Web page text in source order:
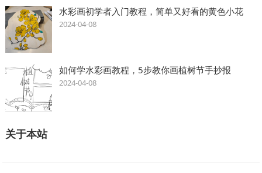
水彩画初学者入门教程，简单又好看的黄色小花
2024-04-08
如何学水彩画教程，5步教你画植树节手抄报
2024-04-08
关于本站